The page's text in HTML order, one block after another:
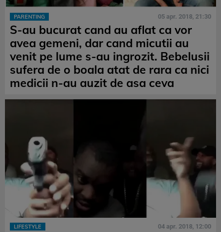
PARENTING 05 apr. 2018, 21:30
S-au bucurat cand au aflat ca vor
avea gemeni, dar cand micutii au
venit pe lume s-au ingrozit. Bebelusii
sufera de o boala atat de rara ca nici
medicii n-au auzit de asa ceva
LIFESTYLE 04 apr. 2018, 12:00